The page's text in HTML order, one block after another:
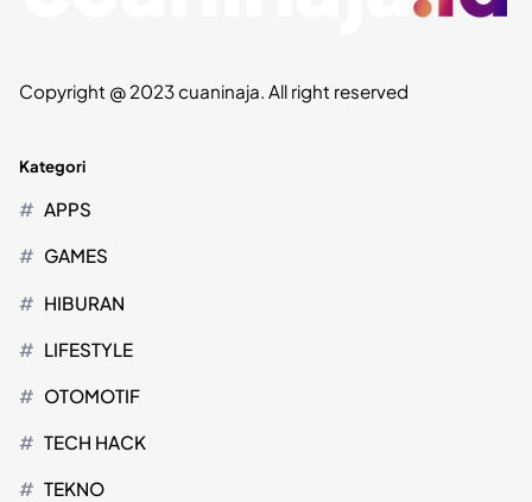
Copyright @ 2023 cuaninaja. All right reserved
Kategori
APPS
GAMES
HIBURAN
LIFESTYLE
OTOMOTIF
TECH HACK
TEKNO